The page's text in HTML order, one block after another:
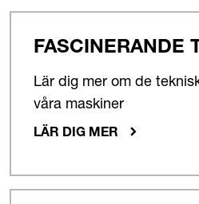
FASCINERANDE
Lär dig mer om de
våra maskiner
LÄR DIG MER